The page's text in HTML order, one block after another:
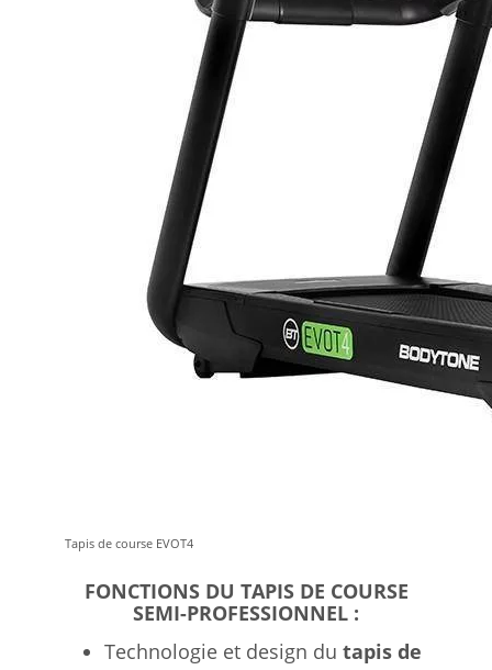
Tapis de course EVOT4
FONCTIONS DU TAPIS DE COURSE
SEMI-PROFESSIONNEL :
Technologie et design du tapis de